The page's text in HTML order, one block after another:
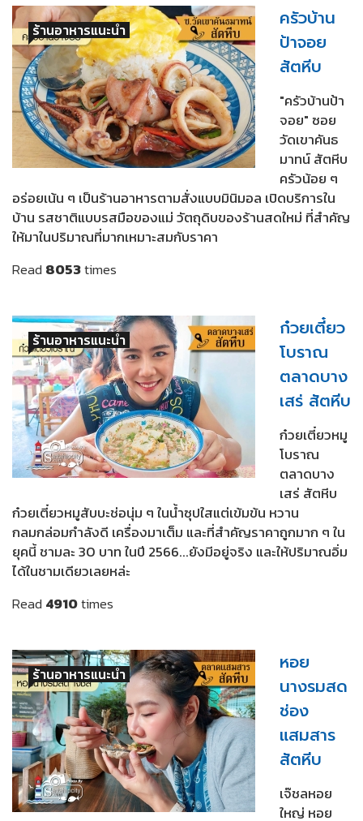
ร้านอาหารแนะนำ
ครัวบ้าน
ป้าจอย
สัตหีบ
"ครัวบ้านป้า
จอย" ซอย
วัดเขาคันธ
มาทน์ สัตหีบ
ครัวน้อย ๆ
อร่อยเน้น ๆ เป็นร้านอาหารตามสั่งแบบมินิมอล เปิดบริการใน
บ้าน รสชาติแบบรสมือของแม่ วัตถุดิบของร้านสดใหม่ ที่สำคัญ
ให้มาในปริมาณที่มากเหมาะสมกับราคา
Read 8053times
ร้านอาหารแนะนำ
ก๋วยเตี๋ยว
โบราณ
ตลาดบาง
เสร่ สัตหีบ
ก๋วยเตี๋ยวหมู
โบราณ
ตลาดบาง
เสร่ สัตหีบ
ก๋วยเตี๋ยวหมูสับบะช่อนุ่ม ๆ ในน้ำซุปใสแต่เข้มข้น หวาน
กลมกล่อมกำลังดี เครื่องมาเต็ม และที่สำคัญราคาถูกมาก ๆ ใน
ยุคนี้ ชามละ 30 บาท ในปี 2566...ยังมีอยู่จริง และให้ปริมาณอิ่ม
ได้ในชามเดียวเลยหล่ะ
Read 4910times
ร้านอาหารแนะนำ
หอย
นางรมสด
ช่อง
แสมสาร
สัตหีบ
เจ๊ชลหอย
ใหญ่ หอย